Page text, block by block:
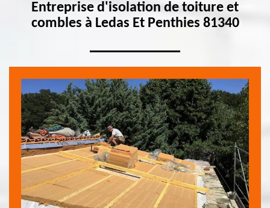
Entreprise d'isolation de toiture et
combles à Ledas Et Penthies 81340